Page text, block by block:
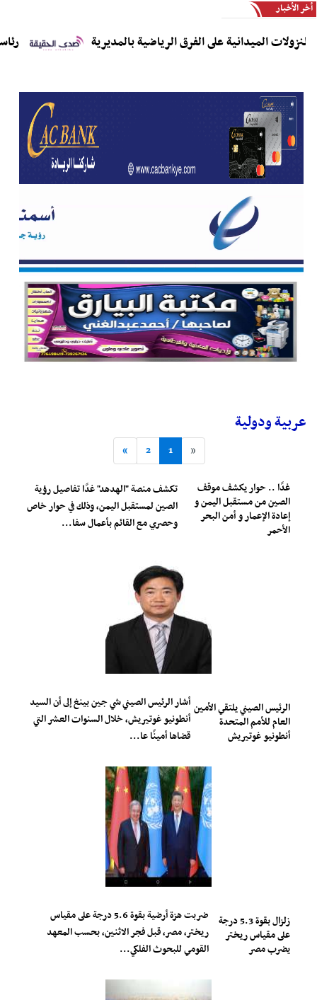
أخر الأخبار
الميدانية على الفرق الرياضية بالمديرية رئاسة
عربية ودولية
«
1
2
»
غدًا .. حوار يكشف موقف
الصين من مستقبل اليمن و
إعادة الإعمار و أمن البحر
الأحمر
تكشف منصة "الهدهد" غدًا تفاصيل رؤية
الصين لمستقبل اليمن، وذلك في حوار خاص
وحصري مع القائم بأعمال سفا...
الرئيس الصيني يلتقي الأمين
العام للأمم المتحدة
أنطونيو غوتيريش
أشار الرئيس الصيني شي جين بينغ إلى أن السيد
أنطونيو غوتيريش، خلال السنوات العشر التي
قضاها أمينًا عا...
زلزال بقوة 5.3 درجة
على مقياس ريختر
يضرب مصر
ضربت هزة أرضية بقوة 5.6 درجة على مقياس
ريختر، مصر، قبل فجر الاثنين، بحسب المعهد
القومي للبحوث الفلكي...